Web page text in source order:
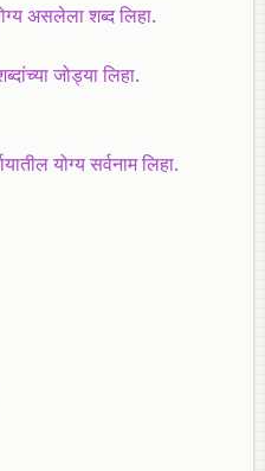
असलेला शब्द लिहा.
जोड्या लिहा.
योग्य सर्वनाम लिहा.